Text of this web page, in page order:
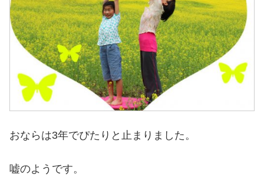
おならは3年でぴたりと止まりました。
嘘のようです。